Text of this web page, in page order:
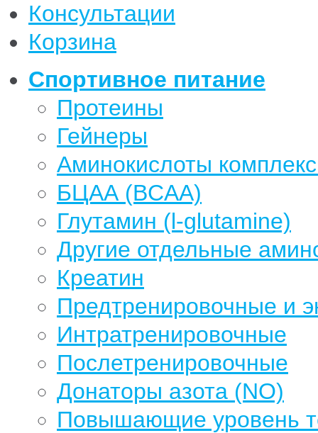
Консультации
Корзина
Спортивное питание
Протеины
Гейнеры
Аминокислоты
БЦАА (BCAA)
Глутамин (l-glutamine)
Другие отдельные
Креатин
Предтренировочные и
Интратренировочные
Послетренировочные
Донаторы азота (NO)
Повышающие уровень